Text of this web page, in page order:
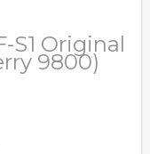
S1 Original
9800)